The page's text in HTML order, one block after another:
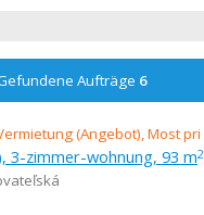
Aufträge 6
3-zimmer-wohnung, 93 m2